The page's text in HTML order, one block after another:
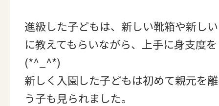
進級した子どもは、新しい靴箱や新し
に教えてもらいながら、上手に身支度
(*^_^*)
新しく入園した子どもは初めて親元を
う子も見られました。